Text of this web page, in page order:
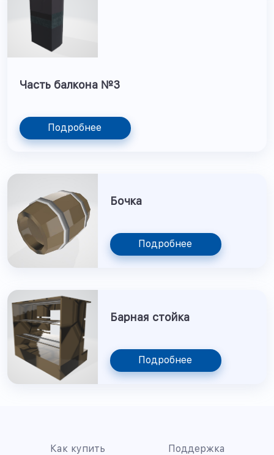
Часть балкона №3
Подробнее
Бочка
Подробнее
Барная стойка
Подробнее
Как купить Поддержка